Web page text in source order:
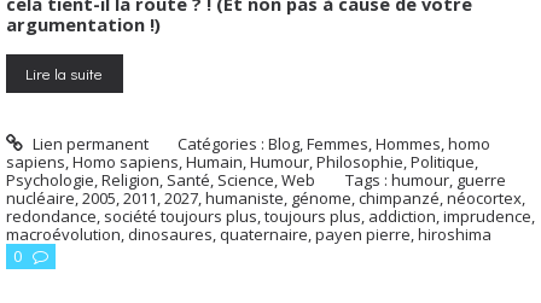
argumentation !)
Lire la suite
Lien permanent Catégories :Blog,Femmes,Hommes, homo
sapiens,Homo sapiens,Humain,Humour,Philosophie,Politique,
Psychologie,Religion, Santé, Science,Web Tags : humour, guerre
nucléaire,2005,2011,2027,humaniste, génome,chimpanzé,néocortex,
redondance, société toujours plus,toujours plus, addiction,imprudence,
macroévolution, dinosaures,quaternaire,payen pierre,hiroshima
0